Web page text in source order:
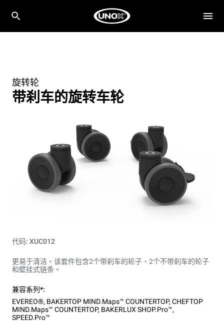
旋转轮
带刹车的旋转车轮
代码: XUC012
更易于清洁。该套件包含2个带刹车的轮子、2个不带刹车的轮子
和壁挂式链条。
兼容系列*:
EVEREO®, BAKERTOP MIND.Maps™ COUNTERTOP, CHEFTOP
MIND.Maps™ COUNTERTOP, BAKERLUX SHOP.Pro™,
SPEED.Pro™